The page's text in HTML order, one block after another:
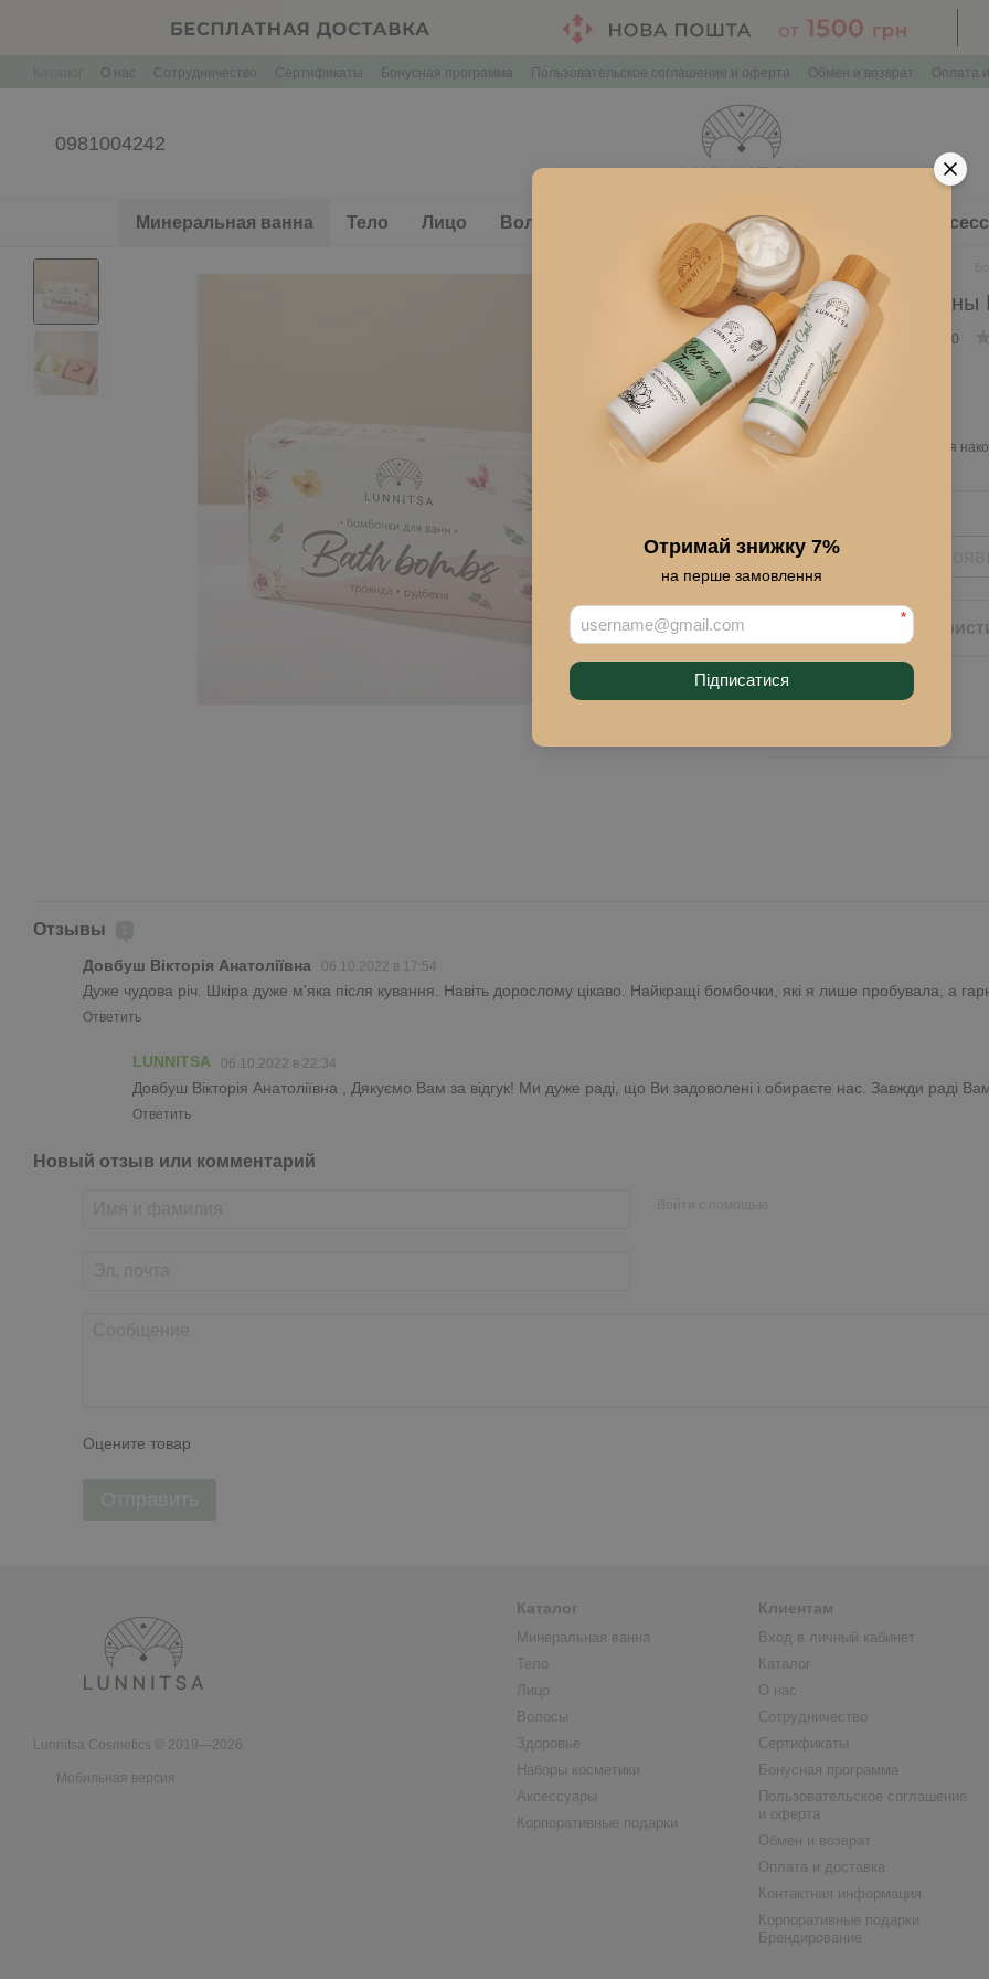
Отримай знижку 7%
на перше замовлення
*
Підписатися
О нас Сотрудничество Сертификаты Бонусная программа Пользовательское соглашение и оферта Обмен и возврат
Оплата
0981004242
Минеральная ванна Тело Лицо Волосы Здоровье Наборы косметики
Главная Минеральная ванна
Бомбочки для ванны
Нет в наличии Артикул: L270
195 грн
% Войти для отображения
Сообщить, когда
Отзывы
Довбуш Вікторія Анатоліївна 06.10.2022 в 17:54
Дуже чудова річ. Шкіра дуже м'яка після кування. Навіть дорослому цікаво. Найкращі бомбочки, які я лише пробувала, а
Ответить
LUNNITSA 06.10.2022 в 22:34
Довбуш Вікторія Анатоліївна , Дякуємо Вам за відгук! Ми дуже раді, що Ви задоволені і обираєте нас. Завжди раді
Ответить
Новый отзыв или комментарий
Оцените товар
Lunnitsa Cosmetics © 2019—2026
Мобильная версия
Каталог
Минеральная ванна
Тело
Лицо
Волосы
Здоровье
Наборы косметики
Аксессуары
Корпоративные подарки
Клиентам
Вход в личный кабинет
Каталог
О нас
Сотрудничество
Сертификаты
Бонусная программа
Пользовательское соглашение
и оферта
Обмен и возврат
Оплата и доставка
Контактная информация
Корпоративные подарки
Брендирование